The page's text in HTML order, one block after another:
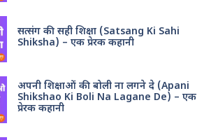
सत्संग की सही शिक्षा (Satsang Ki Sahi
Shiksha) – एक प्रेरक कहानी
अपनी शिक्षाओं की बोली ना लगने दे (Apani
Shikshao Ki Boli Na Lagane De) – एक
प्रेरक कहानी